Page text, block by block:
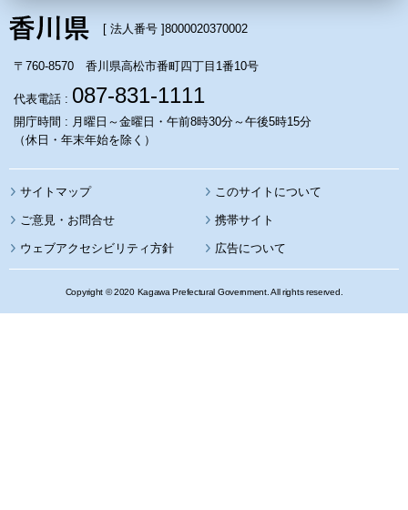
[ 法人番号 ]8000020370002
〒760-8570 香川県高松市番町四丁目1番10号
代表電話 : 087-831-1111
開庁時間 : 月曜日～金曜日・午前8時30分～午後5時15分
（休日・年末年始を除く）
サイトマップ このサイトについて
携帯サイト
ウェブアクセシビリティ方針 広告について
Copyright © 2020 Kagawa Prefectural Government. All rights reserved.